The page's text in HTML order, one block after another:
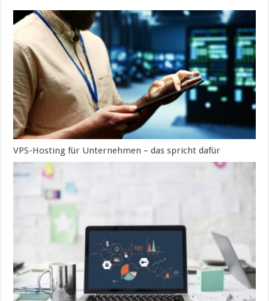
VPS-Hosting für Unternehmen – das spricht dafür